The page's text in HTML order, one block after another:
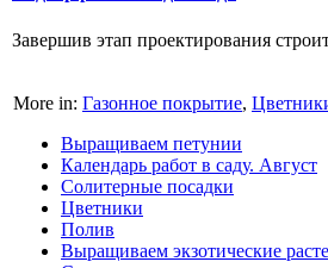
Завершив этап проектирования
More in: Газонное покрытие,
Выращиваем петунии
Календарь работ в саду. Август
Солитерные посадки
Цветники
Полив
Выращиваем экзотические